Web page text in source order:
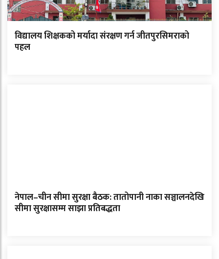
विद्यालय शिक्षकको मर्यादा संरक्षण गर्न जीतपुरसिमराको
पहल
नेपाल–चीन सीमा सुरक्षा बैठक: तातोपानी नाका सञ्चालनदेखि
सीमा सुरक्षासम्म साझा प्रतिबद्धता